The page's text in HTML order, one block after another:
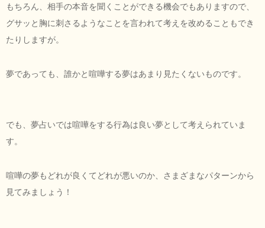
もちろん、相手の本音を聞くことができる機会でもありますので、
グサッと胸に刺さるようなことを言われて考えを改めることもでき
たりしますが。
夢であっても、誰かと喧嘩する夢はあまり見たくないものです。
でも、夢占いでは喧嘩をする行為は良い夢として考えられていま
す。
喧嘩の夢もどれが良くてどれが悪いのか、さまざまなパターンから
見てみましょう！